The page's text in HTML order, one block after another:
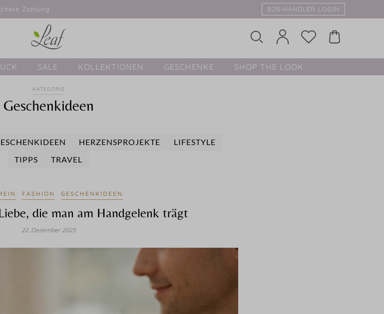
Zahlung B2B-HÄNDLER LOGIN
SALE KOLLEKTIONEN GESCHENKE SHOP THE LOOK
KATEGORIE
Geschenkideen
HERZENSPROJEKTE
LIFESTYLE
TIPPS
TRAVEL
FASHION GESCHENKIDEEN
die man am Handgelenk trägt
22. Dezember 2025